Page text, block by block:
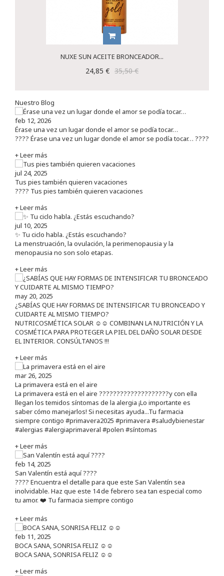
NUXE SUN ACEITE BRONCEADOR...
24,85 € 35,50 €
Nuestro Blog
feb 12, 2026
Érase una vez un lugar donde el amor se podía tocar…
???? Érase una vez un lugar donde el amor se podía tocar… ????
+ Leer más
jul 24, 2025
Tus pies también quieren vacaciones
???? Tus pies también quieren vacaciones
+ Leer más
jul 10, 2025
✨ Tu ciclo habla. ¿Estás escuchando?
La menstruación, la ovulación, la perimenopausia y la
menopausia no son solo etapas.
+ Leer más
may 20, 2025
¿SABÍAS QUE HAY FORMAS DE INTENSIFICAR TU BRONCEADO Y
CUIDARTE AL MISMO TIEMPO?
NUTRICOSMÉTICA SOLAR ☺️☺️ COMBINAN LA NUTRICIÓN Y LA
COSMÉTICA PARA PROTEGER LA PIEL DEL DAÑO SOLAR DESDE
EL INTERIOR. CONSÚLTANOS !!!
+ Leer más
mar 26, 2025
La primavera está en el aire
La primavera está en el aire ????????????????????y con ella
llegan los temidos síntomas de la alergia ¡Lo importante es
saber cómo manejarlos! Si necesitas ayuda...Tu farmacia
siempre contigo #primavera2025 #primavera #saludybienestar
#alergias #alergiaprimaveral #polen #síntomas
+ Leer más
feb 14, 2025
San Valentín está aquí ????
???? Encuentra el detalle para que este San Valentín sea
inolvidable. Haz que este 14 de febrero sea tan especial como
tu amor. ❤️ Tu farmacia siempre contigo
+ Leer más
feb 11, 2025
BOCA SANA, SONRISA FELIZ ☺️☺️
BOCA SANA, SONRISA FELIZ ☺️☺️
+ Leer más